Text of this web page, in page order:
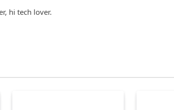
hi tech lover.